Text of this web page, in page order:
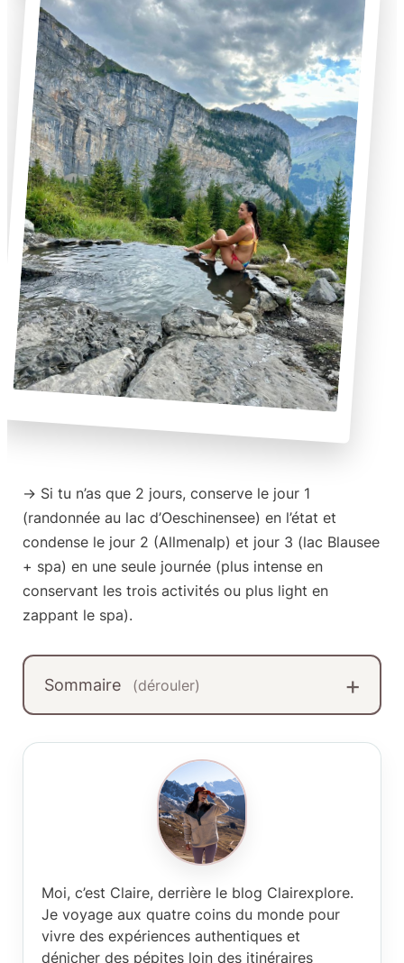
-> Si tu n’as que 2 jours, conserve le jour 1
(randonnée au lac d’Oeschinensee) en l’état et
condense le jour 2 (Allmenalp) et jour 3 (lac Blausee
+ spa) en une seule journée (plus intense en
conservant les trois activités ou plus light en
zappant le spa).
Sommaire (dérouler)
Moi, c’est Claire, derrière le blog Clairexplore.
Je voyage aux quatre coins du monde pour
vivre des expériences authentiques et
dénicher des pépites loin des itinéraires